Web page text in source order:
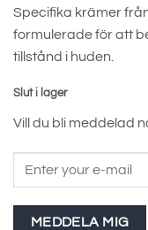
Specifika krämer
formulerade för att
tillstånd i huden.
Slut i lager
Vill du bli meddelad
MEDDELA MIG